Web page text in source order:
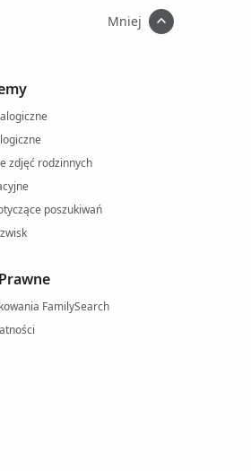
Mniej
zdjęć rodzinnych
poszukiwań
FamilySearch